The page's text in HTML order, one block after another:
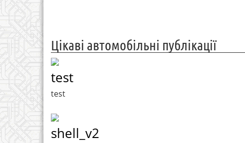
Цікаві автомобільні публікації
test
test
shell_v2